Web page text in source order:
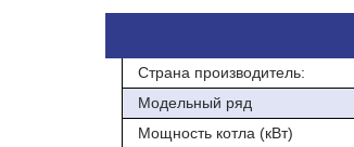
Трехкратный запас надежности.
Надежный итальянский
Страна производитель:
Модельный ряд
Мощность котла (кВт)